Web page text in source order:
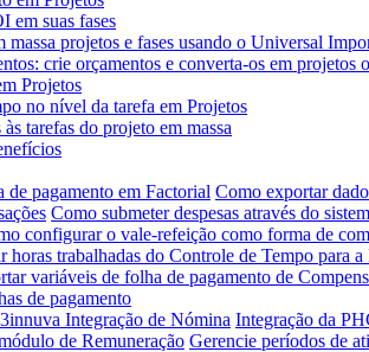
em suas fases
massa projetos e fases usando o Universal
crie orçamentos e converta-os em projetos
Projetos
no nível da tarefa em Projetos
tarefas do projeto em massa
de pagamento em Factorial Como exportar
Como submeter despesas através do
configurar o vale-refeição como forma de
horas trabalhadas do Controle de Tempo para a
variáveis de folha de pagamento de
de pagamento
Integração de Nómina Integração da
de Remuneração Gerencie períodos de